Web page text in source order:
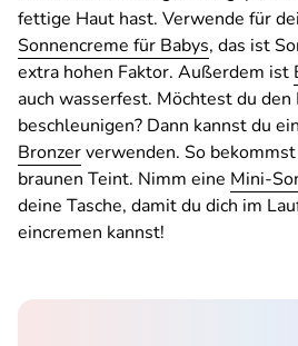
fettige Haut hast. Verwende für
Sonnencreme für Babys, das ist
extra hohen Faktor. Außerdem ist
auch wasserfest. Möchtest du den
beschleunigen? Dann kannst du
Bronzerverwenden. So
braunen Teint. Nimm eine Mini-
deine Tasche, damit du dich im
eincremen kannst!